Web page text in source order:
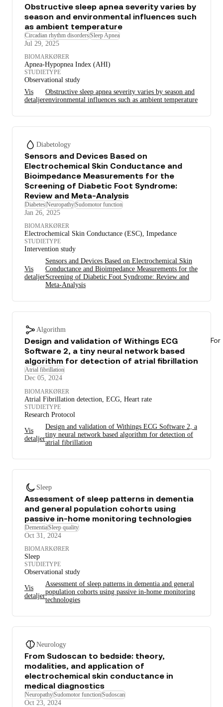
Obstructive sleep apnea severity varies by
season and environmental influences such
as ambient temperature
Circadian rhythm disordersSleep Apnea
Jul 29, 2025
BIOMARKØRER
Apnea-Hypopnea Index (AHI)
STUDIETYPE
Observational study
Vis
detaljer
Obstructive sleep apnea severity varies by season and
environmental influences such as ambient temperature
Diabetology
Sensors and Devices Based on
Electrochemical Skin Conductance and
Bioimpedance Measurements for the
Screening of Diabetic Foot Syndrome:
Review and Meta-Analysis
DiabetesNeuropathySudomotor function
Jan 26, 2025
BIOMARKØRER
Electrochemical Skin Conductance (ESC), Impedance
STUDIETYPE
Intervention study
Vis
detaljer
Sensors and Devices Based on Electrochemical Skin
Conductance and Bioimpedance Measurements for the
Screening of Diabetic Foot Syndrome: Review and
Meta-Analysis
Algorithm
Design and validation of Withings ECG
Software 2, a tiny neural network based
algorithm for detection of atrial fibrillation
Atrial fibrillation
Dec 05, 2024
BIOMARKØRER
Atrial Fibrillation detection, ECG, Heart rate
STUDIETYPE
Research Protocol
Vis
detaljer
Design and validation of Withings ECG Software 2, a
tiny neural network based algorithm for detection of
atrial fibrillation
Sleep
Assessment of sleep patterns in dementia
and general population cohorts using
passive in-home monitoring technologies
DementiaSleep quality
Oct 31, 2024
BIOMARKØRER
Sleep
STUDIETYPE
Observational study
Vis
detaljer
Assessment of sleep patterns in dementia and general
population cohorts using passive in-home monitoring
technologies
Neurology
From Sudoscan to bedside: theory,
modalities, and application of
electrochemical skin conductance in
medical diagnostics
NeuropathySudomotor functionSudoscan
Oct 23, 2024